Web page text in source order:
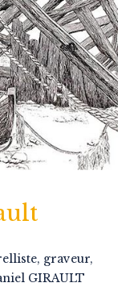
graveur,
GIRAULT